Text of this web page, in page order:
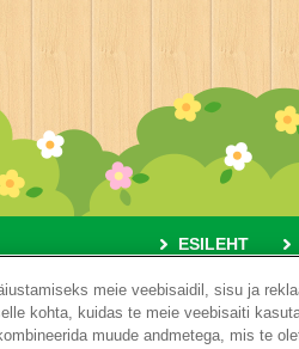
ESILEHT
meie veebisaidil, sisu ja
kohta, kuidas te meie veebisaiti
muude andmetega, mis te